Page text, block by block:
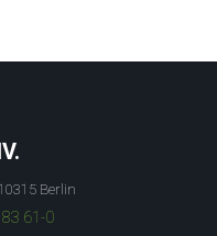
Berlin
61-0